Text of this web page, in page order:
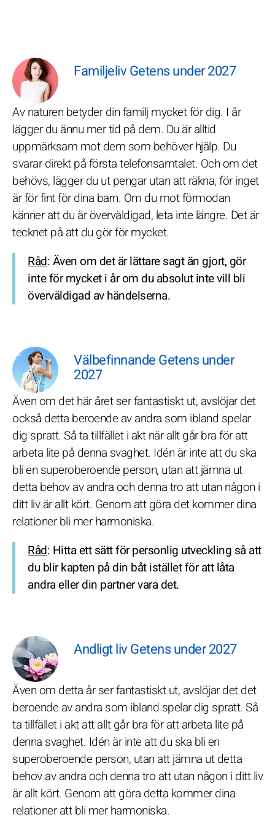
Familjeliv Getens under 2027
Av naturen betyder din familj mycket för dig. I år
lägger du ännu mer tid på dem. Du är alltid
uppmärksam mot dem som behöver hjälp. Du
svarar direkt på första telefonsamtalet. Och om det
behövs, lägger du ut pengar utan att räkna, för inget
är för fint för dina barn. Om du mot förmodan
känner att du är överväldigad, leta inte längre. Det är
tecknet på att du gör för mycket.
Råd: Även om det är lättare sagt än gjort, gör
inte för mycket i år om du absolut inte vill bli
överväldigad av händelserna.
Välbefinnande Getens under
2027
Även om det här året ser fantastiskt ut, avslöjar det
också detta beroende av andra som ibland spelar
dig spratt. Så ta tillfället i akt när allt går bra för att
arbeta lite på denna svaghet. Idén är inte att du ska
bli en superoberoende person, utan att jämna ut
detta behov av andra och denna tro att utan någon i
ditt liv är allt kört. Genom att göra det kommer dina
relationer bli mer harmoniska.
Råd: Hitta ett sätt för personlig utveckling så att
du blir kapten på din båt istället för att låta
andra eller din partner vara det.
Andligt liv Getens under 2027
Även om detta år ser fantastiskt ut, avslöjar det det
beroende av andra som ibland spelar dig spratt. Så
ta tillfället i akt att allt går bra för att arbeta lite på
denna svaghet. Idén är inte att du ska bli en
superoberoende person, utan att jämna ut detta
behov av andra och denna tro att utan någon i ditt liv
är allt kört. Genom att göra detta kommer dina
relationer att bli mer harmoniska.